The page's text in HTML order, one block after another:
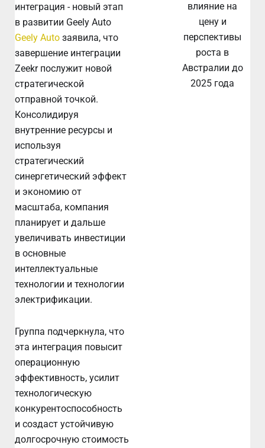
интеграция - новый этап
в развитии Geely Auto
Geely Auto заявила, что
завершение интеграции
Zeekr послужит новой
стратегической
отправной точкой.
Консолидируя
внутренние ресурсы и
используя
стратегический
синергетический эффект
и экономию от
масштаба, компания
планирует и дальше
увеличивать инвестиции
в основные
интеллектуальные
технологии и технологии
электрификации.
Группа подчеркнула, что
эта интеграция повысит
операционную
эффективность, усилит
технологическую
конкурентоспособность
и создаст устойчивую
долгосрочную стоимость
влияние на
цену и
перспективы
роста в
Австралии до
2025 года